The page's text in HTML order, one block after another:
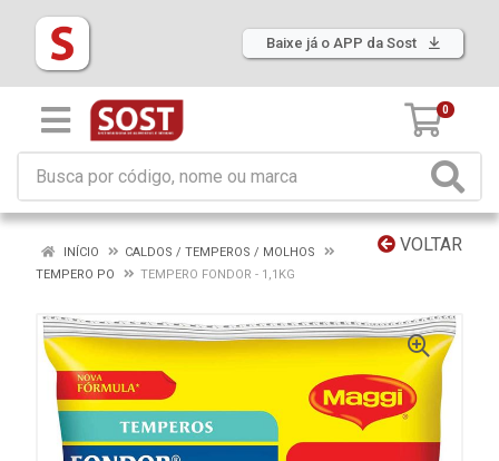
Baixe já o APP da Sost
0
VOLTAR
INÍCIO
CALDOS / TEMPEROS / MOLHOS
TEMPERO PO
TEMPERO FONDOR - 1,1KG